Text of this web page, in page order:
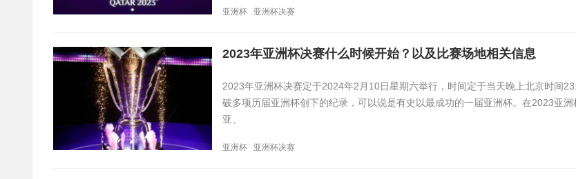
亚洲杯 亚洲杯决赛
2023年亚洲杯决赛什么时候开始？以及比赛场地相关信息
2023年亚洲杯决赛定于2024年2月10日星期六举行，时间定于当天晚上北京时间
破多项历届亚洲杯创下的纪录，可以说是有史以最成功的一届亚洲杯。在2023亚洲
亚、
亚洲杯 亚洲杯决赛